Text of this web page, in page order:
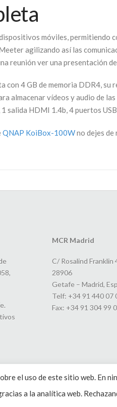
móviles, permitiendo
agilizando así las
reunión ver una presentación
con 4 GB de memoria DDR4,
almacenar vídeos y audio
salida HDMI 1.4b, 4 puertos
QNAP KoiBox-100Wno dejes
MCR Madrid
C/ Rosalind Franklin
28906
Getafe – Madrid,
Telf: +34 91 440 07
Fax: +34 91 304 99
el uso de este sitio web. En
a la analítica web.